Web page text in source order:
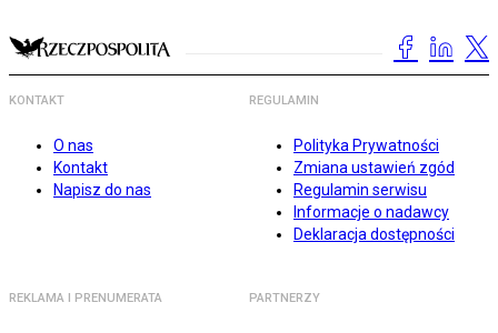
KONTAKT
O nas
Kontakt
Napisz do nas
REGULAMIN
Polityka Prywatności
Zmiana ustawień zgód
Regulamin serwisu
Informacje o nadawcy
Deklaracja dostępności
REKLAMA I PRENUMERATA PARTNERZY